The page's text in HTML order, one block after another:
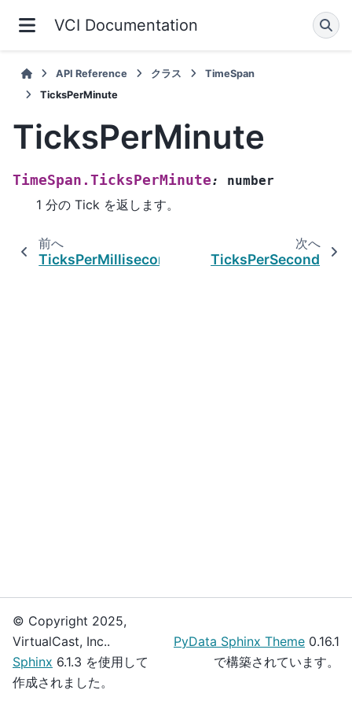
VCI Documentation
API Reference クラス
TimeSpan
TicksPerMinute
TicksPerMinute
TimeSpan.TicksPerMinute: number
1 分の Tick を返します。
前へ
TicksPerMillisecond
次へ
TicksPerSecond
© Copyright 2025,
VirtualCast, Inc..
Sphinx 6.1.3 を使用して
作成されました。
PyData Sphinx Theme 0.16.1
で構築されています。